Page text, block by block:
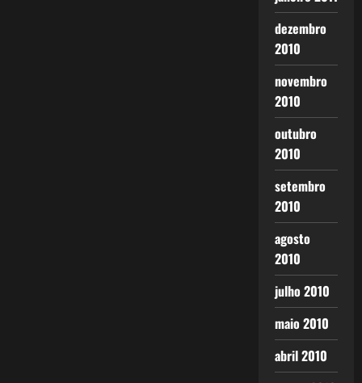
dezembro
2010
novembro
2010
outubro
2010
setembro
2010
agosto
2010
julho 2010
maio 2010
abril 2010